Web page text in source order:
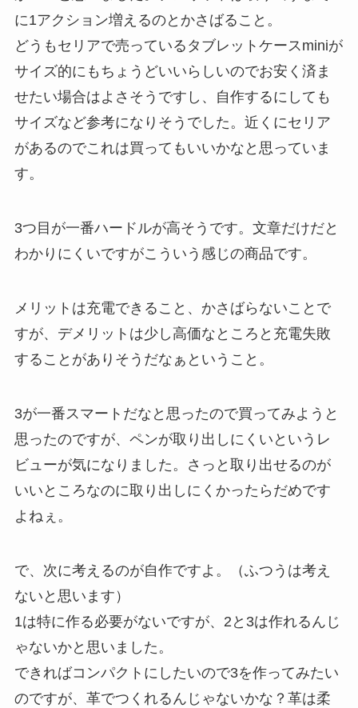
に1アクション増えるのとかさばること。
どうもセリアで売っているタブレットケースminiが
サイズ的にもちょうどいいらしいのでお安く済ま
せたい場合はよさそうですし、自作するにしても
サイズなど参考になりそうでした。近くにセリア
があるのでこれは買ってもいいかなと思っていま
す。
3つ目が一番ハードルが高そうです。文章だけだと
わかりにくいですがこういう感じの商品です。
メリットは充電できること、かさばらないことで
すが、デメリットは少し高価なところと充電失敗
することがありそうだなぁということ。
3が一番スマートだなと思ったので買ってみようと
思ったのですが、ペンが取り出しにくいというレ
ビューが気になりました。さっと取り出せるのが
いいところなのに取り出しにくかったらだめです
よねぇ。
で、次に考えるのが自作ですよ。（ふつうは考え
ないと思います）
1は特に作る必要がないですが、2と3は作れるんじ
ゃないかと思いました。
できればコンパクトにしたいので3を作ってみたい
のですが、革でつくれるんじゃないかな？革は柔